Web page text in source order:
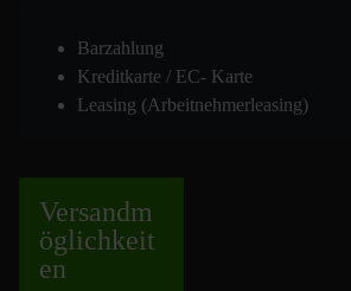
Barzahlung
Kreditkarte / EC- Karte
Leasing (Arbeitnehmerleasing)
Versandm
öglichkeit
en